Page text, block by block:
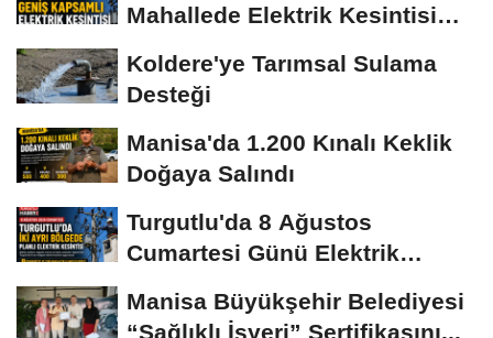
Mahallede Elektrik Kesintisi
Koldere'ye Tarımsal Sulama
Desteği
Manisa'da 1.200 Kınalı Keklik
Doğaya Salındı
Turgutlu'da 8 Ağustos
Cumartesi Günü Elektrik
Manisa Büyükşehir Belediyesi
“Sağlıklı İşyeri” Sertifikasını...